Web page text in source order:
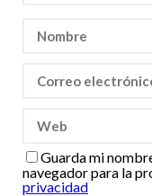
Guarda mi
navegador para la
privacidad